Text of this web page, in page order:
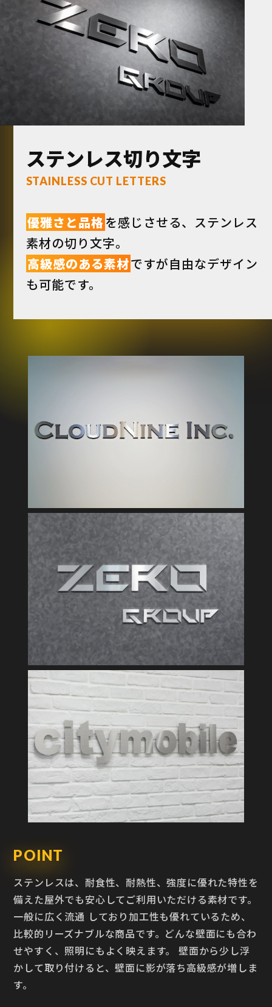
ステンレス切り文字
STAINLESS CUT LETTERS
優雅さと品格を感じさせる、ステンレス
素材の切り文字。
高級感のある素材ですが自由なデザイン
も可能です。
POINT
ステンレスは、耐食性、耐熱性、強度に優れた特性を
備えた屋外でも安心してご利用いただける素材です。
一般に広く流通 しており加工性も優れているため、
比較的リーズナブルな商品です。どんな壁面にも合わ
せやすく、照明にもよく映えます。 壁面から少し浮
かして取り付けると、壁面に影が落ち高級感が増しま
す。